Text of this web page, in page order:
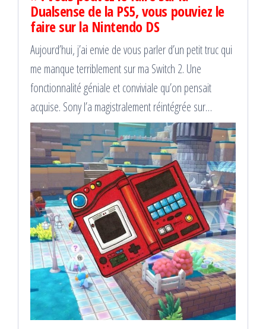
Dualsense de la PS5, vous pouviez le
faire sur la Nintendo DS
Aujourd’hui, j’ai envie de vous parler d’un petit truc qui
me manque terriblement sur ma Switch 2. Une
fonctionnalité géniale et conviviale qu’on pensait
acquise. Sony l’a magistralement réintégrée sur…